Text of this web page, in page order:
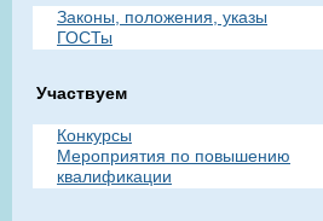
Законы, положения, указы
ГОСТы
Участвуем
Конкурсы
Мероприятия по повышению
квалификации